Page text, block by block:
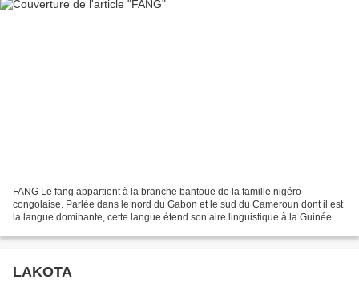
FANG Le fang appartient à la branche bantoue de la famille nigéro-
congolaise. Parlée dans le nord du Gabon et le sud du Cameroun dont il est
la langue dominante, cette langue étend son aire linguistique à la Guinée
LAKOTA